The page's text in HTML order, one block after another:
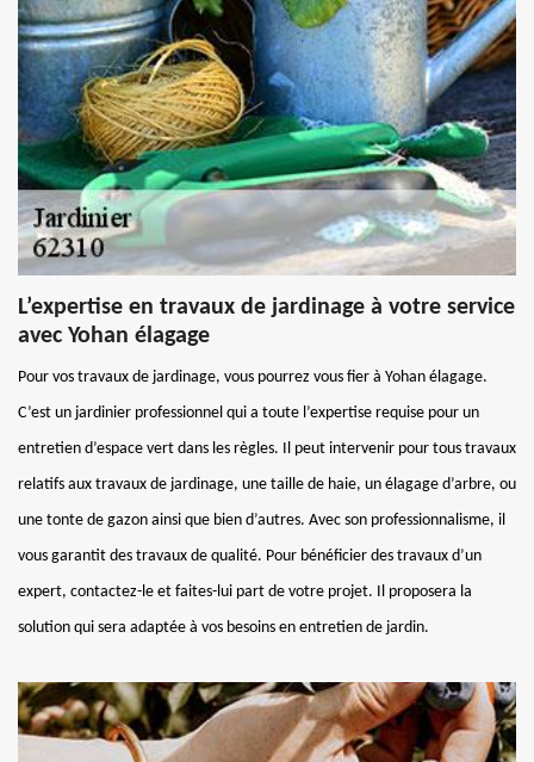
L’expertise en travaux de jardinage à votre service
avec Yohan élagage
Pour vos travaux de jardinage, vous pourrez vous fier à Yohan élagage.
C’est un jardinier professionnel qui a toute l’expertise requise pour un
entretien d’espace vert dans les règles. Il peut intervenir pour tous travaux
relatifs aux travaux de jardinage, une taille de haie, un élagage d’arbre, ou
une tonte de gazon ainsi que bien d’autres. Avec son professionnalisme, il
vous garantit des travaux de qualité. Pour bénéficier des travaux d’un
expert, contactez-le et faites-lui part de votre projet. Il proposera la
solution qui sera adaptée à vos besoins en entretien de jardin.